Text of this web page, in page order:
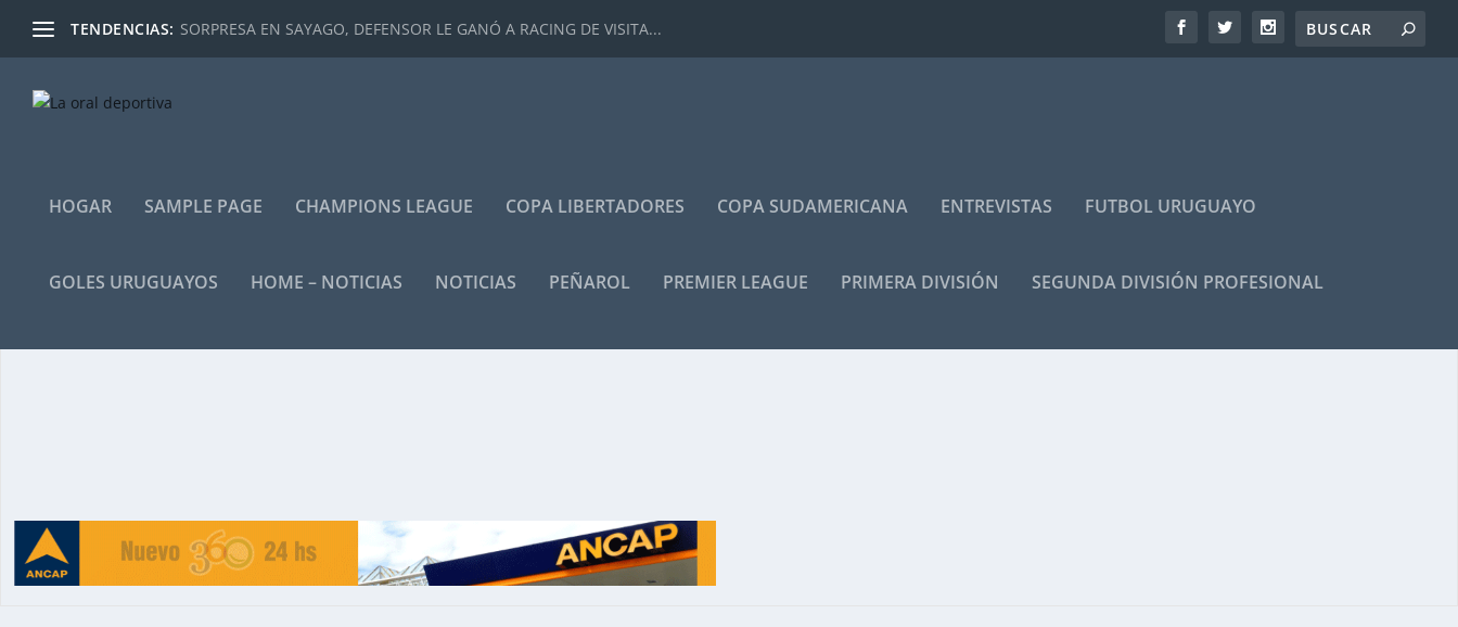
TENDENCIAS: SORPRESA EN SAYAGO, DEFENSOR LE GANÓ A RACING DE VISITA...
HOGAR SAMPLE PAGE CHAMPIONS LEAGUE COPA LIBERTADORES COPA SUDAMERICANA ENTREVISTAS FUTBOL URUGUAYO
GOLES URUGUAYOS HOME – NOTICIAS NOTICIAS PEÑAROL PREMIER LEAGUE PRIMERA DIVISIÓN SEGUNDA DIVISIÓN PROFESIONAL